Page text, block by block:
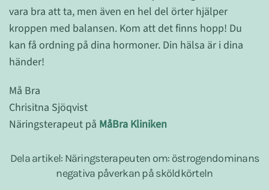
vara bra att ta, men även en hel del örter hjälper
kroppen med balansen. Kom att det finns hopp! Du
kan få ordning på dina hormoner. Din hälsa är i dina
händer!
Må Bra
Chrisitna Sjöqvist
Näringsterapeut på MåBra Kliniken
Dela artikel: Näringsterapeuten om: östrogendominans
negativa påverkan på sköldkörteln